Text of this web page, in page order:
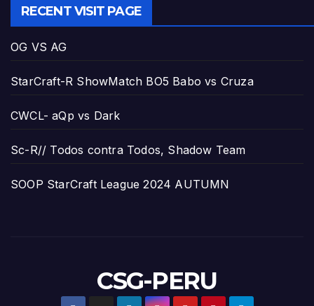
RECENT VISIT PAGE
OG VS AG
StarCraft-R ShowMatch BO5 Babo vs Cruza
CWCL- aQp vs Dark
Sc-R// Todos contra Todos, Shadow Team
SOOP StarCraft League 2024 AUTUMN
CSG-PERU